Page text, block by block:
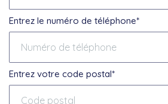
Entrez le numéro de téléphone*
Entrez votre code postal*